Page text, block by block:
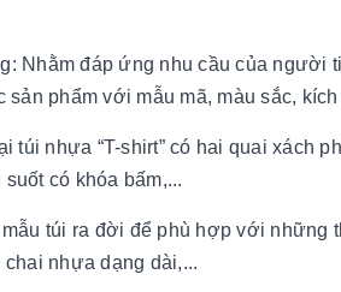
Nhằm đáp ứng nhu cầu của
sản phẩm với mẫu mã, màu sắc,
túi nhựa “T-shirt” có hai quai xách
có khóa bấm,...
mẫu túi ra đời để phù hợp với
nhựa dạng dài,...